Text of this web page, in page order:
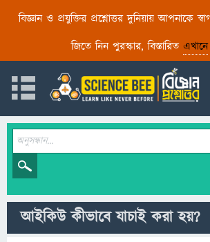
বিজ্ঞান ও প্রযুক্তির প্রশ্নোত্তর দুনিয়ায় আপনাকে
জিতে নিন পুরস্কার, বিস্তারিত এখানে
আইকিউ কীভাবে যাচাই করা হয়?